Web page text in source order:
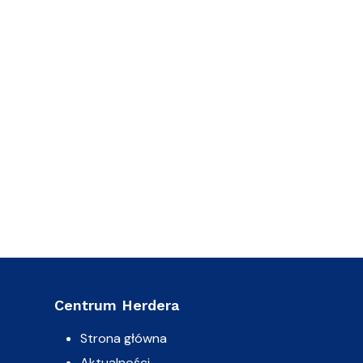
Centrum Herdera
Strona główna